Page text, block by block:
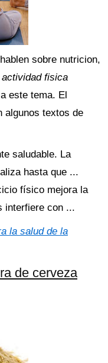
sobre nutricion,
fisica
este tema. El
algunos textos de
saludable. La
hasta que ...
físico mejora la
interfiere con ...
la salud de la
de cerveza